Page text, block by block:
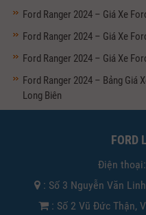
Ford Ranger 2024 – Giá Xe
Ford Ranger 2024 – Giá Xe
Ford Ranger 2024 – Giá Xe
Ford Ranger 2024 – Bảng Giá
Long Biên
FORD
Điện thoại:
: Số 3 Nguyễn Văn
: Số 2 Vũ Đức Thận,